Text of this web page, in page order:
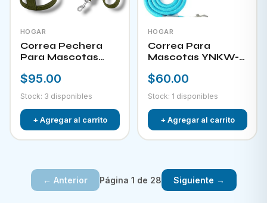
HOGAR
Correa Pechera
Para Mascotas
$95.00
Stock: 3 disponibles
+ Agregar al carrito
HOGAR
Correa Para
Mascotas YNKW-
$60.00
Stock: 1 disponibles
+ Agregar al carrito
← Anterior Página 1 de 28 Siguiente →